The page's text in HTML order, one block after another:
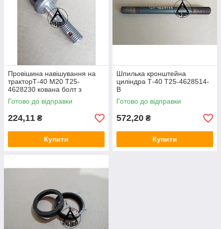
Провішина навішування на
тракторТ-40 М20 Т25-
4628230 кована болт з
вушком
Готово до відправки
224,11 ₴
Купити
Шпилька кронштейна
циліндра Т-40 Т25-4628514-
В
Готово до відправки
572,20 ₴
Купити